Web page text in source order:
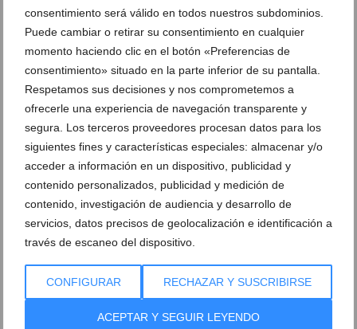
consentimiento será válido en todos nuestros subdominios.
Puede cambiar o retirar su consentimiento en cualquier
momento haciendo clic en el botón «Preferencias de
consentimiento» situado en la parte inferior de su pantalla.
Respetamos sus decisiones y nos comprometemos a
ofrecerle una experiencia de navegación transparente y
segura. Los terceros proveedores procesan datos para los
siguientes fines y características especiales: almacenar y/o
acceder a información en un dispositivo, publicidad y
contenido personalizados, publicidad y medición de
contenido, investigación de audiencia y desarrollo de
servicios, datos precisos de geolocalización e identificación a
través de escaneo del dispositivo.
CONFIGURAR RECHAZAR Y SUSCRIBIRSE
ACEPTAR Y SEGUIR LEYENDO
Así vivió Xàbia el evento náutico más emocionante
del mundo en directo, la SailGP